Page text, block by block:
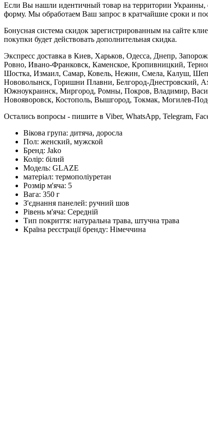
Если Вы нашли идентичный товар на территории Украины,
форму. Мы обработаем Ваш запрос в кратчайшие сроки и
Бонусная система скидок зарегистрированным на сайте
покупки будет действовать дополнительная скидка.
Экспресс доставка в Киев, Харьков, Одесса, Днепр,
Ровно, Ивано-Франковск, Каменское, Кропивницкий,
Шостка, Измаил, Самар, Ковель, Нежин, Смела, Калуш,
Нововолынск, Горишни Плавни, Белгород-Днестровский,
Южноукраинск, Миргород, Ромны, Покров, Владимир,
Новояворовск, Костополь, Вышгород, Токмак, Могилев-
Остались вопросы - пишите в Viber, WhatsApp, Telegram,
Вікова група: дитяча, доросла
Пол: женский, мужской
Бренд: Jako
Колір: білий
Модель: GLAZE
матеріал: термополіуретан
Розмір м'яча: 5
Вага: 350 г
З'єднання панелей: ручний шов
Рівень м'яча: Середній
Тип покриття: натуральна трава, штучна трава
Країна реєстрації бренду: Німеччина